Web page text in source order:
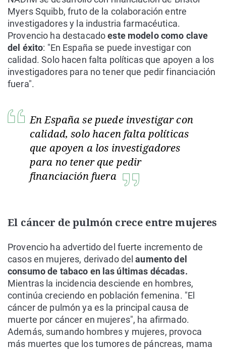
Myers Squibb, fruto de la colaboración entre
investigadores y la industria farmacéutica.
Provencio ha destacadoeste modelo como clave
del éxito: "En España se puede investigar con
calidad. Solo hacen falta políticas que apoyen a los
investigadores para no tener que pedir financiación
fuera".
En España se puede investigar con
calidad, solo hacen falta políticas
que apoyen a los investigadores
para no tener que pedir
financiación fuera
El cáncer de pulmón crece entre mujeres
Provencio ha advertido del fuerte incremento de
casos en mujeres, derivado delaumento del
consumo de tabaco en las últimas décadas.
Mientras la incidencia desciende en hombres,
continúa creciendo en población femenina. "El
cáncer de pulmón ya es la principal causa de
muerte por cáncer en mujeres", ha afirmado.
Además, sumando hombres y mujeres, provoca
más muertes que los tumores de páncreas, mama